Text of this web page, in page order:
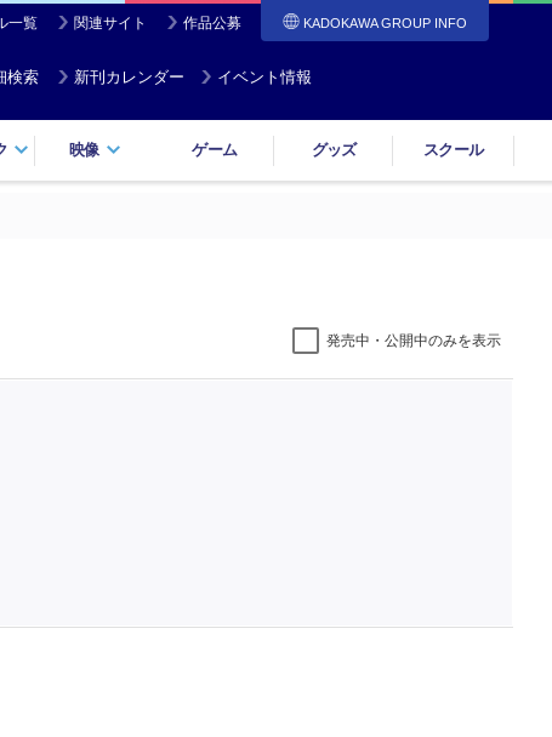
一覧 関連サイト 作品公募 KADOKAWA GROUP INFO
検索 新刊カレンダー イベント情報
映像 ゲーム グッズ スクール
発売中・公開中のみを表示